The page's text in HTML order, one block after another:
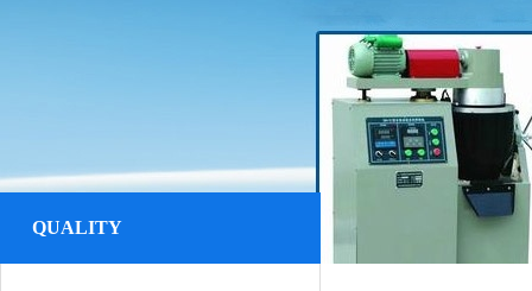
QUALITY